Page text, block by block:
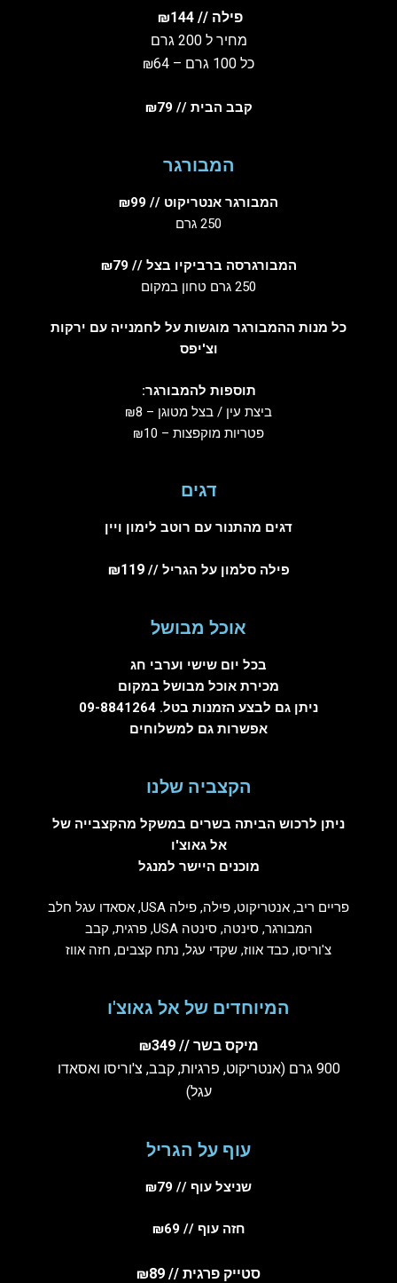
פילה // ₪144
מחיר ל 200 גרם
כל 100 גרם – ₪64
קבב הבית // ₪79
המבורגר
המבורגר אנטריקוט // ₪99
250 גרם
המבורגרסה ברביקיו בצל // ₪79
250 גרם טחון במקום
כל מנות ההמבורגר מוגשות על לחמנייה עם ירקות
וצ'יפס
תוספות להמבורגר:
ביצת עין / בצל מטוגן – ₪8
פטריות מוקפצות – ₪10
דגים
דגים מהתנור עם רוטב לימון ויין
פילה סלמון על הגריל //₪119
אוכל מבושל
בכל יום שישי וערבי חג
מכירת אוכל מבושל במקום
ניתן גם לבצע הזמנות בטל. 09-8841264
אפשרות גם למשלוחים
הקצביה שלנו
ניתן לרכוש הביתה בשרים במשקל מהקצבייה של
אל גאוצ'ו
מוכנים היישר למנגל
פריים ריב, אנטריקוט, פילה, פילה USA, אסאדו עגל חלב
המבורגר, סינטה, סינטה USA, פרגית, קבב
צ'וריסו, כבד אווז, שקדי עגל, נתח קצבים, חזה אווז
המיוחדים של אל גאוצ'ו
מיקס בשר // ₪349
900 גרם (אנטריקוט, פרגיות, קבב, צ'וריסו ואסאדו
עגל)
עוף על הגריל
שניצל עוף // ₪79
חזה עוף // ₪69
סטייק פרגית // ₪89